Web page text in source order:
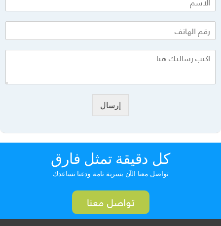
إرسال
كل دقيقة تمثل فارق
تواصل معنا الآن بسرية تامة ودعنا نساعدك
تواصل معنا